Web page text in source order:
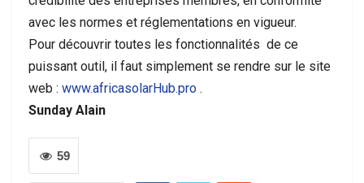
avec les normes et réglementations en vigueur.
Pour découvrir toutes les fonctionnalités de ce
puissant outil, il faut simplement se rendre sur le site
web : www.africasolarHub.pro .
Sunday Alain
59